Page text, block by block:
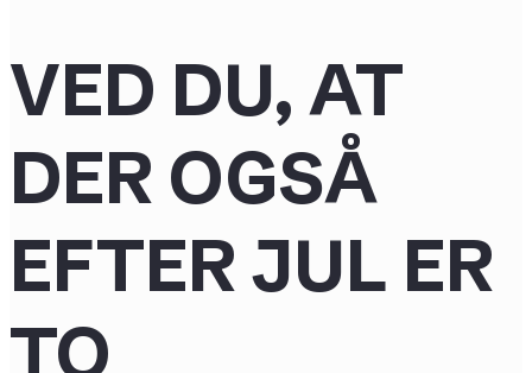
VED DU, AT
DER OGSÅ
EFTER JUL ER
TO